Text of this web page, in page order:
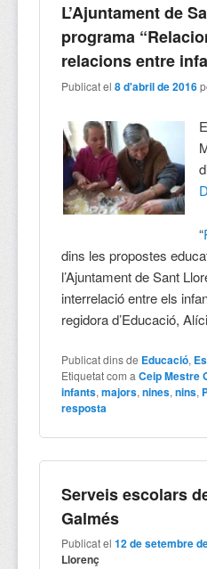
L’Ajuntament de
programa
relacions entre
Publicat el8 d'abril de 2016
“
dins les propostes
l’Ajuntament de Sant
interrelació entre els
regidora d’Educació,
Publicat dins de Educació,
Etiquetat com a Ceip Mestre
infants,majors,nines,nins,
resposta
Serveis escolars
Galmés
Publicat el12 de setembre
Llorenç